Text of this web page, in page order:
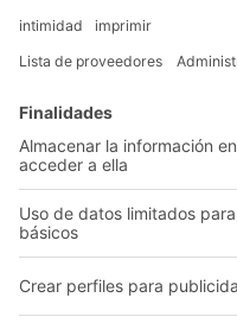
Soluciones
Soluciones intralogísticas
Sistemas de transporte
Nuestros servicios
Asesoramiento y
Catálogo General
Documentos para